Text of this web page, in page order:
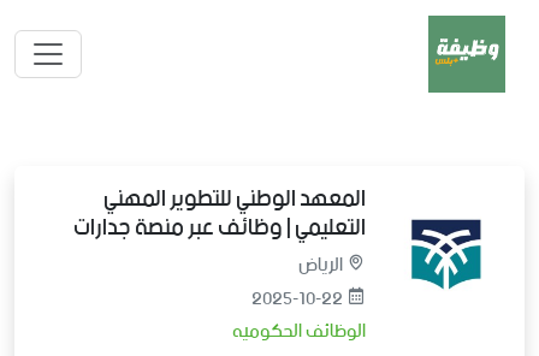
المعهد الوطني للتطوير المهني
التعليمي | وظائف عبر منصة جدارات
الرياض
2025-10-22
الوظائف الحكوميه